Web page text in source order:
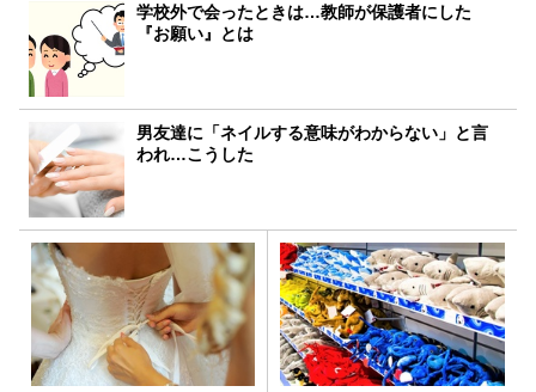
学校外で会ったときは…教師が保護者にした
『お願い』とは
男友達に「ネイルする意味がわからない」と言
われ…こうした